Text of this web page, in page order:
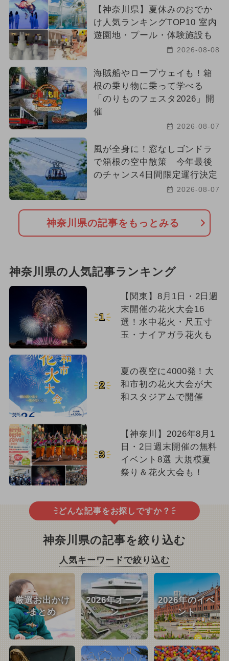
【神奈川県】夏休みのおでか
け人気ランキングTOP10 室内
遊園地・プール・体験施設も
2026-08-08
海賊船やロープウェイも！箱
根の乗り物に乗って学べる
「のりものフェスタ2026」開
催
2026-08-07
風が全身に！窓なしゴンドラ
で箱根の空中散策 今年最後
のチャンス4日間限定運行決定
2026-08-07
神奈川県の記事をもっとみる
神奈川県の人気記事ランキング
1
【関東】8月1日・2日週
末開催の花火大会16
選！水中花火・尺五寸
玉・ナイアガラ花火も
2
夏の夜空に4000発！大
和市初の花火大会が大
和スタジアムで開催
3
【神奈川】2026年8月1
日・2日週末開催の無料
イベント8選 大規模夏
祭り＆花火大会も！
どんな記事をお探しですか？
神奈川県の記事を絞り込む
人気キーワードで絞り込む
厳選お出かけ
まとめ
2026年オープ
ン
2026年のイベ
ント